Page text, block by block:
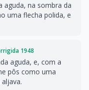
aguda, na sombra da
uma flecha polida, e
1948
aguda, e, com a
pôs como uma